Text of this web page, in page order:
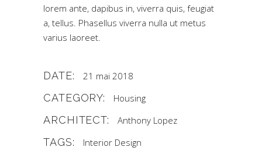
lorem ante, dapibus in, viverra quis, feugiat
a, tellus. Phasellus viverra nulla ut metus
varius laoreet.
DATE: 21 mai 2018
CATEGORY: Housing
ARCHITECT: Anthony Lopez
TAGS: Interior Design